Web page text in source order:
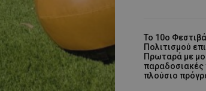
Το 10ο
Πολιτισμού
Πρωταρά με
παραδοσιακές
πλούσιο